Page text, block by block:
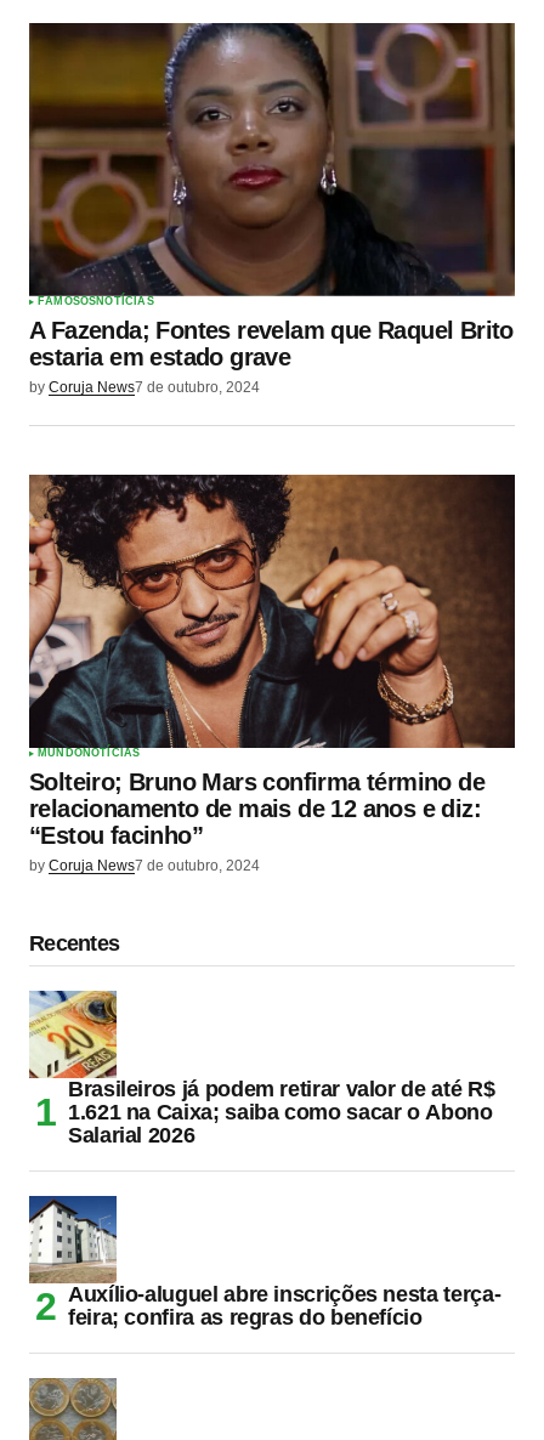
FAMOSOSNOTÍCIAS
A Fazenda; Fontes revelam que Raquel Brito
estaria em estado grave
by Coruja News7 de outubro, 2024
MUNDONOTÍCIAS
Solteiro; Bruno Mars confirma término de
relacionamento de mais de 12 anos e diz:
“Estou facinho”
by Coruja News7 de outubro, 2024
Recentes
Brasileiros já podem retirar valor de até R$
1.621 na Caixa; saiba como sacar o Abono
Salarial 2026
Auxílio-aluguel abre inscrições nesta terça-
feira; confira as regras do benefício